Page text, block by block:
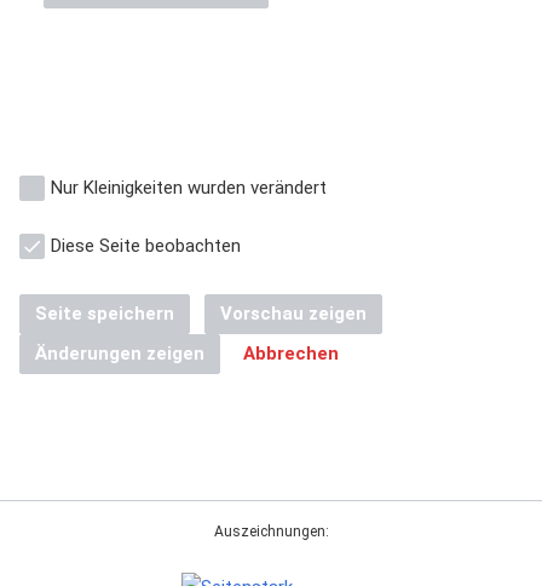
Nur Kleinigkeiten wurden verändert
Diese Seite beobachten
Seite speichern
Vorschau zeigen
Änderungen zeigen
Abbrechen
Auszeichnungen: